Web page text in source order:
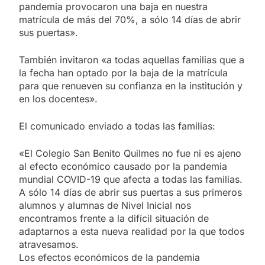
pandemia provocaron una baja en nuestra
matrícula de más del 70%, a sólo 14 días de abrir
sus puertas».
También invitaron «a todas aquellas familias que a
la fecha han optado por la baja de la matrícula
para que renueven su confianza en la institución y
en los docentes».
El comunicado enviado a todas las familias:
«El Colegio San Benito Quilmes no fue ni es ajeno
al efecto económico causado por la pandemia
mundial COVID-19 que afecta a todas las familias.
A sólo 14 días de abrir sus puertas a sus primeros
alumnos y alumnas de Nivel Inicial nos
encontramos frente a la difícil situación de
adaptarnos a esta nueva realidad por la que todos
atravesamos.
Los efectos económicos de la pandemia